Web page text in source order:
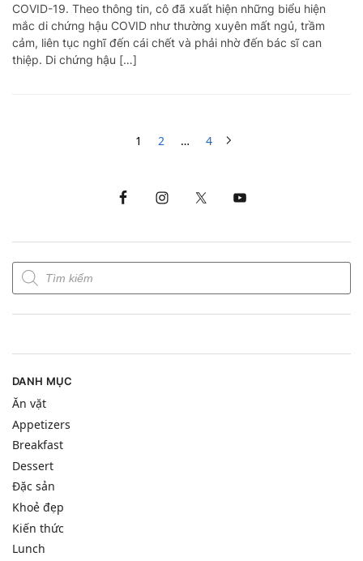
COVID-19. Theo thông tin, cô đã xuất hiện những biểu hiện
mắc di chứng hậu COVID như thường xuyên mất ngủ, trầm
cảm, liên tục nghĩ đến cái chết và phải nhờ đến bác sĩ can
thiệp. Di chứng hậu […]
1 2 … 4
DANH MỤC
Ăn vặt
Appetizers
Breakfast
Dessert
Đặc sản
Khoẻ đẹp
Kiến thức
Lunch